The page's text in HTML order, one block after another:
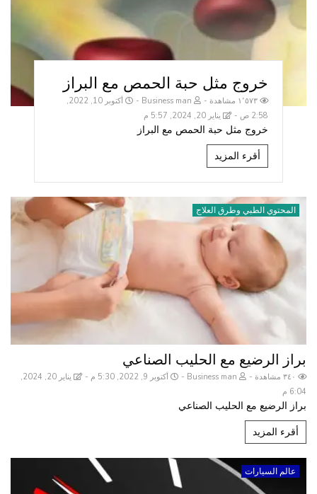
خروج مثل حبة الحمص مع البراز
١٬٥٧٣ مشاهدة
أكتوبر 10, 2022,
2:58 ص
يناير 20, 2024, 5:57 م
خروج مثل حبة الحمص مع البراز
أقرء المزيد
المحتوي الطبي وطرق العلاج
براز الرضيع مع الحليب الصناعي
أكتوبر 9, 2022, 5:30 م
يناير 20, 2024,
6:04 م
براز الرضيع مع الحليب الصناعي
أقرء المزيد
عالم السيارات